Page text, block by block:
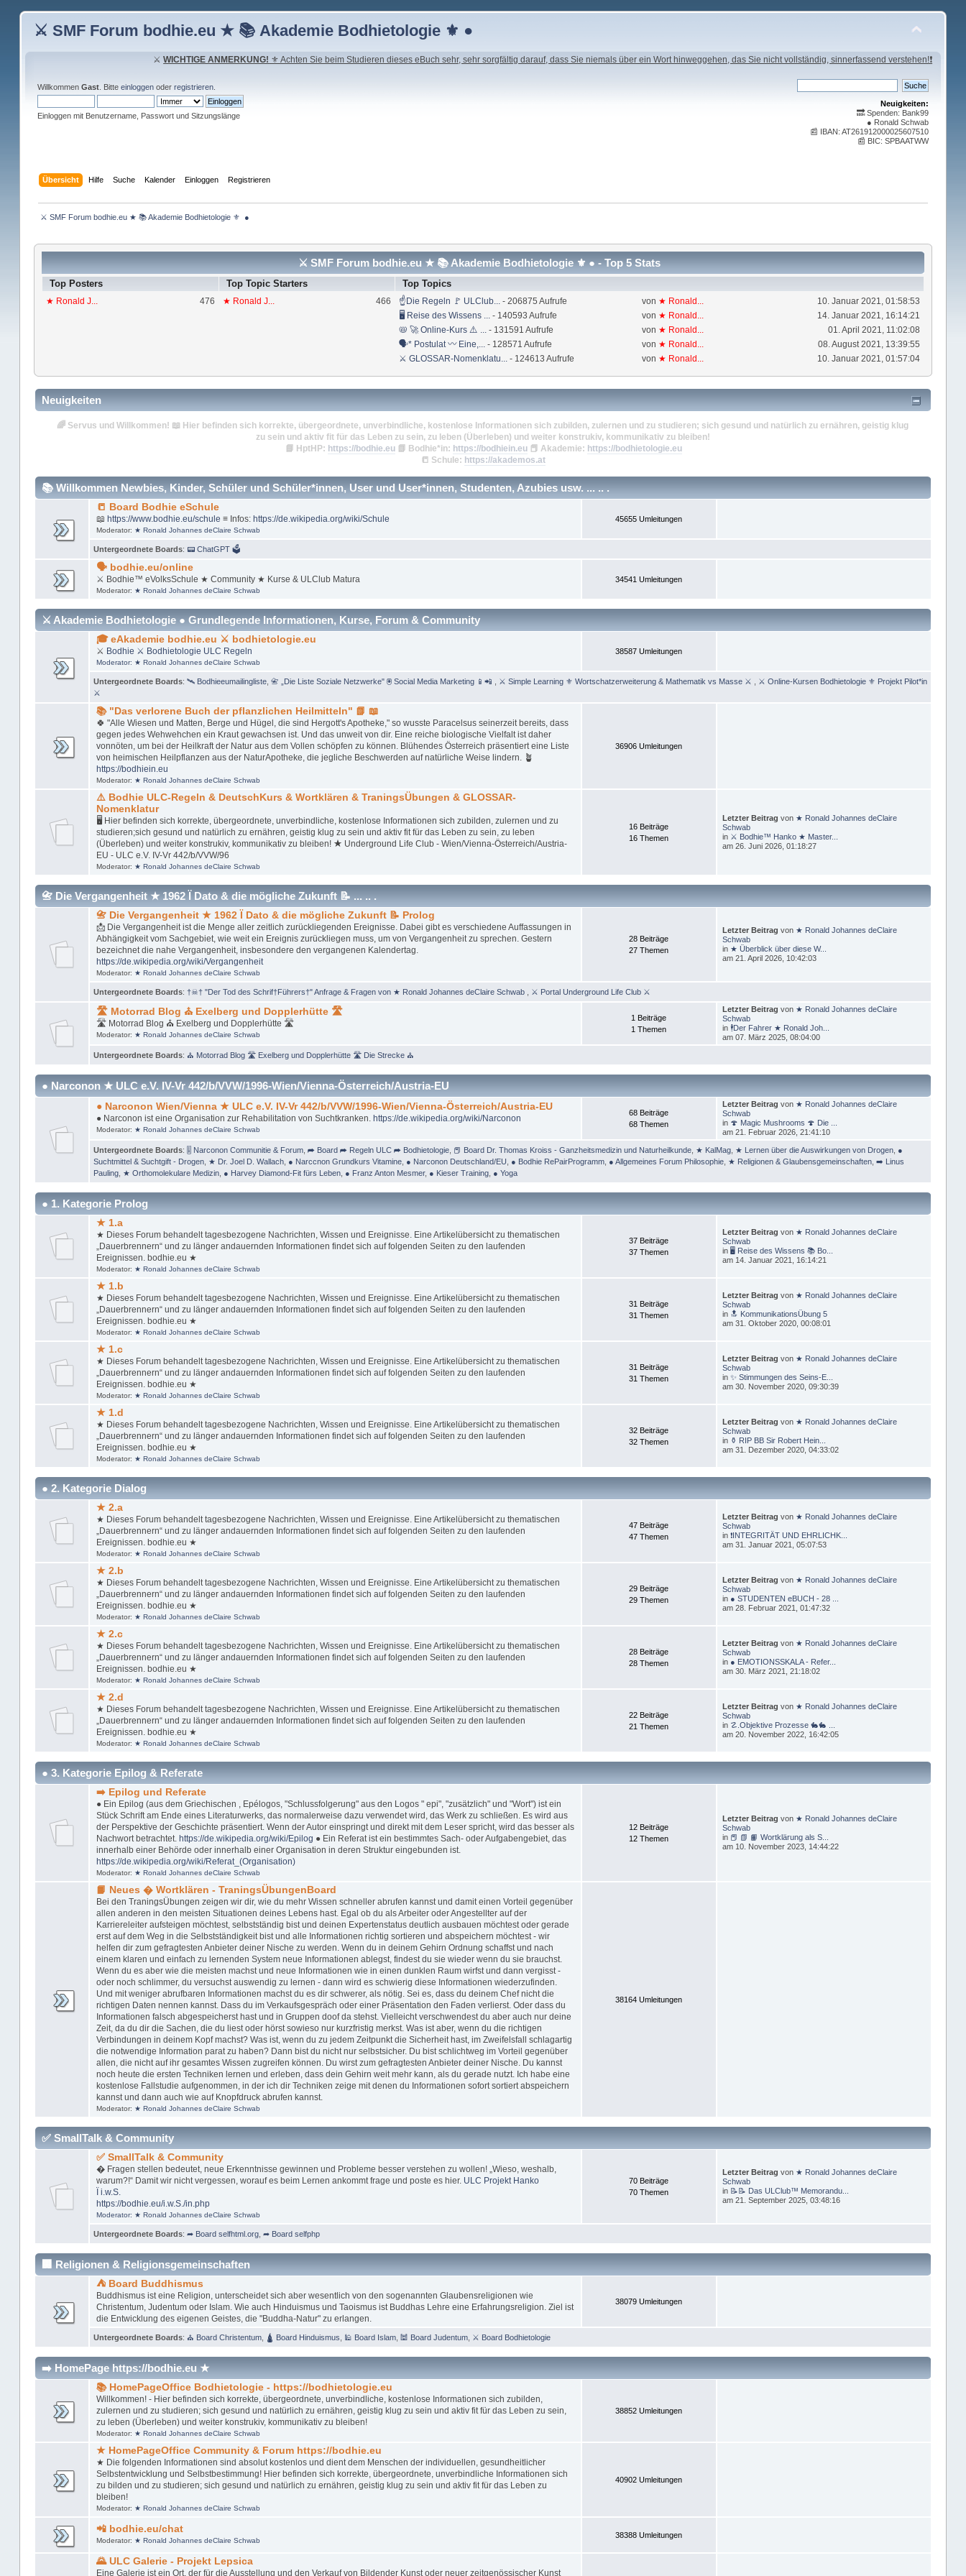
⚔ SMF Forum bodhie.eu ★ 📚 Akademie Bodhietologie ⚜ ●
⚔WICHTIGE ANMERKUNG! ⚜ Achten Sie beim Studieren dieses eBuch sehr, sehr sorgfältig darauf, dass Sie niemals über ein Wort hinweggehen, das Sie nicht vollständig, sinnerfassend verstehen!❗
Willkommen Gast. Bitte einloggenoder registrieren.
Einloggen mit Benutzername, Passwort und Sitzungslänge
Neuigkeiten:
🔜 Spenden: Bank99
● Ronald Schwab
📰 IBAN: AT261912000025607510
📰 BIC: SPBAATWW
Übersicht Hilfe Suche Kalender Einloggen Registrieren
⚔ SMF Forum bodhie.eu ★ 📚 Akademie Bodhietologie ⚜  ●
⚔ SMF Forum bodhie.eu ★ 📚 Akademie Bodhietologie ⚜ ● - Top 5 Stats
Top Posters Top Topic Starters Top Topics
★ Ronald J... 476 ★ Ronald J... 466 ☝Die Regeln 🚩 ULClub... - 206875 Aufrufe von ★ Ronald...
10. Januar 2021, 01:58:53
🖥 Reise des Wissens ...
- 140593 Aufrufe von ★ Ronald...
14. Januar 2021, 16:14:21
📛 🚀 Online-Kurs ⚠️ ...
- 131591 Aufrufe von ★ Ronald...
01. April 2021, 11:02:08
🗣* Postulat 〰 Eine,...
- 128571 Aufrufe von ★ Ronald...
08. August 2021, 13:39:55
⚔ GLOSSAR-Nomenklatu...
- 124613 Aufrufe von ★ Ronald... 10. Januar 2021, 01:57:04
Neuigkeiten
🌈 Servus und Willkommen! 📖 Hier befinden sich korrekte, übergeordnete, unverbindliche, kostenlose Informationen sich zubilden, zulernen und zu studieren; sich gesund und natürlich zu ernähren, geistig klug
zu sein und aktiv fit für das Leben zu sein, zu leben (Überleben) und weiter konstrukiv, kommunikativ zu bleiben!
📘 HptHP: https://bodhie.eu 📗 Bodhie*in: https://bodhiein.eu 📕Akademie: https://bodhietologie.eu
📒 Schule: https://akademos.at
📚 Willkommen Newbies, Kinder, Schüler und Schüler*innen, User und User*innen, Studenten, Azubies usw. ... .. .
📒 Board Bodhie eSchule
📖 https://www.bodhie.eu/schule ≡ Infos: https://de.wikipedia.org/wiki/Schule
Moderator: ★ Ronald Johannes deClaire Schwab
45655 Umleitungen
Untergeordnete Boards: 📟 ChatGPT 🗳
🗣 bodhie.eu/online
⚔ Bodhie™ eVolksSchule ★ Community ★ Kurse & ULClub Matura
Moderator: ★ Ronald Johannes deClaire Schwab
34541 Umleitungen
⚔ Akademie Bodhietologie ● Grundlegende Informationen, Kurse, Forum & Community
🎓 eAkademie bodhie.eu ⚔ bodhietologie.eu
⚔ Bodhie ⚔ Bodhietologie ULC Regeln
Moderator: ★ Ronald Johannes deClaire Schwab
38587 Umleitungen
Untergeordnete Boards: 🛰 Bodhieeumailingliste, 📇 „Die Liste Soziale Netzwerke" 🖲 Social Media Marketing 📱📲 ⚔ Simple Learning ⚜ Wortschatzerweiterung & Mathematik vs Masse ⚔
⚔ Online-Kursen Bodhietologie ⚜ Projekt Pilot*in
⚔
📚 "Das verlorene Buch der pflanzlichen Heilmitteln" 📗 📖
🍀 "Alle Wiesen und Matten, Berge und Hügel, die sind Hergott's Apotheke," so wusste Paracelsus seinerzeit bereits, dass
gegen jedes Wehwehchen ein Kraut gewachsen ist. Und das unweit von dir. Eine reiche biologische Vielfalt ist daher
vonnöten, um bei der Heilkraft der Natur aus dem Vollen schöpfen zu können. Blühendes Österreich präsentiert eine Liste
von heimischen Heilpflanzen aus der NaturApotheke, die jegliche Beschwerden auf natürliche Weise lindern. 🪴
https://bodhiein.eu
Moderator: ★ Ronald Johannes deClaire Schwab
36906 Umleitungen
⚠️ Bodhie ULC-Regeln & DeutschKurs & Wortklären & TraningsÜbungen & GLOSSAR-
Nomenklatur
🖥 Hier befinden sich korrekte, übergeordnete, unverbindliche, kostenlose Informationen sich zubilden, zulernen und zu
studieren;sich gesund und natürlich zu ernähren, geistig klug zu sein und aktiv fit für das Leben zu sein, zu leben
(Überleben) und weiter konstrukiv, kommunikativ zu bleiben! ★ Underground Life Club - Wien/Vienna-Österreich/Austria-
EU - ULC e.V. IV-Vr 442/b/VVW/96
Moderator: ★ Ronald Johannes deClaire Schwab
16 Beiträge
16 Themen
Letzter Beitrag von ★ Ronald Johannes deClaire
Schwab
in ⚔ Bodhie™ Hanko ★ Master...
am 26. Juni 2026, 01:18:27
📇 Die Vergangenheit ★ 1962 Ï Dato & die mögliche Zukunft 📝 ... .. .
📇 Die Vergangenheit ★ 1962 Ï Dato & die mögliche Zukunft 📝 Prolog
📩 Die Vergangenheit ist die Menge aller zeitlich zurückliegenden Ereignisse. Dabei gibt es verschiedene Auffassungen in
Abhängigkeit vom Sachgebiet, wie weit ein Ereignis zurückliegen muss, um von Vergangenheit zu sprechen. Gestern
bezeichnet die nahe Vergangenheit, insbesondere den vergangenen Kalendertag.
https://de.wikipedia.org/wiki/Vergangenheit
Moderator: ★ Ronald Johannes deClaire Schwab
28 Beiträge
27 Themen
Letzter Beitrag von ★ Ronald Johannes deClaire
Schwab
in ★ Überblick über diese W...
am 21. April 2026, 10:42:03
Untergeordnete Boards: †☠† "Der Tod des Schrif†Führers†" Anfrage & Fragen von ★ Ronald Johannes deClaire Schwab ⚔ Portal Underground Life Club ⚔
🛣 Motorrad Blog ⛪ Exelberg und Dopplerhütte 🛣
🛣 Motorrad Blog ⛪ Exelberg und Dopplerhütte 🛣
Moderator: ★ Ronald Johannes deClaire Schwab
1 Beiträge
1 Themen
Letzter Beitrag von ★ Ronald Johannes deClaire
Schwab
in 🕴Der Fahrer ★ Ronald Joh...
am 07. März 2025, 08:04:00
Untergeordnete Boards: ⛪ Motorrad Blog 🛣 Exelberg und Dopplerhütte 🛣 Die Strecke ⛪
● Narconon ★ ULC e.V. IV-Vr 442/b/VVW/1996-Wien/Vienna-Österreich/Austria-EU
● Narconon Wien/Vienna ★ ULC e.V. IV-Vr 442/b/VVW/1996-Wien/Vienna-Österreich/Austria-EU
● Narconon ist eine Organisation zur Rehabilitation von Suchtkranken. https://de.wikipedia.org/wiki/Narconon
Moderator: ★ Ronald Johannes deClaire Schwab
68 Beiträge
68 Themen
Letzter Beitrag von ★ Ronald Johannes deClaire
Schwab
in 🍄 Magic Mushrooms 🍄 Die ...
am 21. Februar 2026, 21:41:10
Untergeordnete Boards: 🎚 Narconon Communitie & Forum, ➦ Board ➦ Regeln ULC ➦ Bodhietologie, 📕 Board Dr. Thomas Kroiss - Ganzheitsmedizin und Naturheilkunde, ★ KalMag, ★ Lernen über die Auswirkungen von Drogen, ●
Suchtmittel & Suchtgift - Drogen, ★ Dr. Joel D. Wallach, ● Narccnon Grundkurs Vitamine, ● Narconon Deutschland/EU ● Bodhie RePairProgramm, ● Allgemeines Forum Philosophie, ★ Religionen & Glaubensgemeinschaften, ➡️ Linus
Pauling, ★ Orthomolekulare Medizin, ● Harvey Diamond-Fit fürs Leben, ● Franz Anton Mesmer, ● Kieser Training, ● Yoga
● 1. Kategorie Prolog
★ 1.a
★ Dieses Forum behandelt tagesbezogene Nachrichten, Wissen und Ereignisse. Eine Artikelübersicht zu thematischen
„Dauerbrennern“ und zu länger andauernden Informationen findet sich auf folgenden Seiten zu den laufenden
Ereignissen. bodhie.eu ★
Moderator: ★ Ronald Johannes deClaire Schwab
37 Beiträge
37 Themen
Letzter Beitrag von ★ Ronald Johannes deClaire
Schwab
in 🖥 Reise des Wissens 📚 Bo...
am 14. Januar 2021, 16:14:21
★ 1.b
★ Dieses Forum behandelt tagesbezogene Nachrichten, Wissen und Ereignisse. Eine Artikelübersicht zu thematischen
„Dauerbrennern“ und zu länger andauernden Informationen findet sich auf folgenden Seiten zu den laufenden
Ereignissen. bodhie.eu ★
Moderator: ★ Ronald Johannes deClaire Schwab
31 Beiträge
31 Themen
Letzter Beitrag von ★ Ronald Johannes deClaire
Schwab
in 🔝 KommunikationsÜbung 5
am 31. Oktober 2020, 00:08:01
★ 1.c
★ Dieses Forum behandelt tagesbezogene Nachrichten, Wissen und Ereignisse. Eine Artikelübersicht zu thematischen
„Dauerbrennern“ und zu länger andauernden Informationen findet sich auf folgenden Seiten zu den laufenden
Ereignissen. bodhie.eu ★
Moderator: ★ Ronald Johannes deClaire Schwab
31 Beiträge
31 Themen
Letzter Beitrag von ★ Ronald Johannes deClaire
Schwab
in✨ Stimmungen des Seins-E...
am 30. November 2020, 09:30:39
★ 1.d
★ Dieses Forum behandelt tagesbezogene Nachrichten, Wissen und Ereignisse. Eine Artikelübersicht zu thematischen
„Dauerbrennern“ und zu länger andauernden Informationen findet sich auf folgenden Seiten zu den laufenden
Ereignissen. bodhie.eu ★
Moderator: ★ Ronald Johannes deClaire Schwab
32 Beiträge
32 Themen
Letzter Beitrag von ★ Ronald Johannes deClaire
Schwab
in ⚱ RIP BB Sir Robert Hein...
am 31. Dezember 2020, 04:33:02
● 2. Kategorie Dialog
★ 2.a
★ Dieses Forum behandelt tagesbezogene Nachrichten, Wissen und Ereignisse. Eine Artikelübersicht zu thematischen
„Dauerbrennern“ und zu länger andauernden Informationen findet sich auf folgenden Seiten zu den laufenden
Ereignissen. bodhie.eu ★
Moderator: ★ Ronald Johannes deClaire Schwab
47 Beiträge
47 Themen
Letzter Beitrag von ★ Ronald Johannes deClaire
Schwab
in❗INTEGRITÄT UND EHRLICHK...
am 31. Januar 2021, 05:07:53
★ 2.b
★ Dieses Forum behandelt tagesbezogene Nachrichten, Wissen und Ereignisse. Eine Artikelübersicht zu thematischen
„Dauerbrennern“ und zu länger andauernden Informationen findet sich auf folgenden Seiten zu den laufenden
Ereignissen. bodhie.eu ★
Moderator: ★ Ronald Johannes deClaire Schwab
29 Beiträge
29 Themen
Letzter Beitrag von ★ Ronald Johannes deClaire
Schwab
in ● STUDENTEN eBUCH - 28 ...
am 28. Februar 2021, 01:47:32
★ 2.c
★ Dieses Forum behandelt tagesbezogene Nachrichten, Wissen und Ereignisse. Eine Artikelübersicht zu thematischen
„Dauerbrennern“ und zu länger andauernden Informationen findet sich auf folgenden Seiten zu den laufenden
Ereignissen. bodhie.eu ★
Moderator: ★ Ronald Johannes deClaire Schwab
28 Beiträge
28 Themen
Letzter Beitrag von ★ Ronald Johannes deClaire
Schwab
in ● EMOTIONSSKALA - Refer...
am 30. März 2021, 21:18:02
★ 2.d
★ Dieses Forum behandelt tagesbezogene Nachrichten, Wissen und Ereignisse. Eine Artikelübersicht zu thematischen
„Dauerbrennern“ und zu länger andauernden Informationen findet sich auf folgenden Seiten zu den laufenden
Ereignissen. bodhie.eu ★
Moderator: ★ Ronald Johannes deClaire Schwab
22 Beiträge
21 Themen
Letzter Beitrag von ★ Ronald Johannes deClaire
Schwab
in ☡.Objektive Prozesse 🐇🐇 ...
am 20. November 2022, 16:42:05
● 3. Kategorie Epilog & Referate
➡️ Epilog und Referate
● Ein Epilog (aus dem Griechischen , Epélogos, "Schlussfolgerung" aus den Logos " epi", "zusätzlich" und "Wort") ist ein
Stück Schrift am Ende eines Literaturwerks, das normalerweise dazu verwendet wird, das Werk zu schließen. Es wird aus
der Perspektive der Geschichte präsentiert. Wenn der Autor einspringt und direkt mit dem Leser spricht, wird das besser als
Nachwort betrachtet. https://de.wikipedia.org/wiki/Epilog ● Ein Referat ist ein bestimmtes Sach- oder Aufgabengebiet, das
innerhalb einer Behörde oder innerhalb einer Organisation in deren Struktur eingebunden ist.
https://de.wikipedia.org/wiki/Referat_(Organisation)
Moderator: ★ Ronald Johannes deClaire Schwab
12 Beiträge
12 Themen
Letzter Beitrag von ★ Ronald Johannes deClaire
Schwab
in 📕 📗 📙 Wortklärung als S...
am 10. November 2023, 14:44:22
📙 Neues � Wortklären - TraningsÜbungenBoard
Bei den TraningsÜbungen zeigen wir dir, wie du mehr Wissen schneller abrufen kannst und damit einen Vorteil gegenüber
allen anderen in den meisten Situationen deines Lebens hast. Egal ob du als Arbeiter oder Angestellter auf der
Karriereleiter aufsteigen möchtest, selbstständig bist und deinen Expertenstatus deutlich ausbauen möchtest oder gerade
erst auf dem Weg in die Selbstständigkeit bist und alle Informationen richtig sortieren und abspeichern möchtest - wir
helfen dir zum gefragtesten Anbieter deiner Nische zu werden. Wenn du in deinem Gehirn Ordnung schaffst und nach
einem klaren und einfach zu lernenden System neue Informationen ablegst, findest du sie wieder wenn du sie brauchst.
Wenn du es aber wie die meisten machst und neue Informationen wie in einen dunklen Raum wirfst und dann vergisst -
oder noch schlimmer, du versuchst auswendig zu lernen - dann wird es schwierig diese Informationen wiederzufinden.
Und mit weniger abrufbaren Informationen machst du es dir schwerer, als nötig. Sei es, dass du deinem Chef nicht die
richtigen Daten nennen kannst. Dass du im Verkaufsgespräch oder einer Präsentation den Faden verlierst. Oder dass du
Informationen falsch abgespeicherst hast und in Gruppen doof da stehst. Vielleicht verschwendest du aber auch nur deine
Zeit, da du dir die Sachen, die du liest oder hörst sowieso nur kurzfristig merkst. Was ist aber, wenn du die richtigen
Verbindungen in deinem Kopf machst? Was ist, wenn du zu jedem Zeitpunkt die Sicherheit hast, im Zweifelsfall schlagartig
die notwendige Information parat zu haben? Dann bist du nicht nur selbstsicher. Du bist schlichtweg im Vorteil gegenüber
allen, die nicht auf ihr gesamtes Wissen zugreifen können. Du wirst zum gefragtesten Anbieter deiner Nische. Du kannst
noch heute die ersten Techniken lernen und erleben, dass dein Gehirn weit mehr kann, als du gerade nutzt. Ich habe eine
kostenlose Fallstudie aufgenommen, in der ich dir Techniken zeige mit denen du Informationen sofort sortiert abspeichern
kannst und dann auch wie auf Knopfdruck abrufen kannst.
Moderator: ★ Ronald Johannes deClaire Schwab
38164 Umleitungen
✅ SmallTalk & Community
✅ SmallTalk & Community
� Fragen stellen bedeutet, neue Erkenntnisse gewinnen und Probleme besser verstehen zu wollen! „Wieso, weshalb,
warum?!“ Damit wir nicht vergessen, worauf es beim Lernen ankommt frage und poste es hier. ULC Projekt Hanko
Ï i.w.S.
https://bodhie.eu/i.w.S./in.php
Moderator: ★ Ronald Johannes deClaire Schwab
70 Beiträge
70 Themen
Letzter Beitrag von ★ Ronald Johannes deClaire
Schwab
in 📝📝 Das ULClub™ Memorandu...
am 21. September 2025, 03:48:16
Untergeordnete Boards: ➦ Board selfhtml.org, ➦ Board selfphp
🏢 Religionen & Religionsgemeinschaften
⛺ Board Buddhismus
Buddhismus ist eine Religion, unterscheidet sich aber wesentlich von den sogenannten Glaubensreligionen wie
Christentum, Judentum oder Islam. Wie auch Hinduismus und Taoismus ist Buddhas Lehre eine Erfahrungsreligion. Ziel ist
die Entwicklung des eigenen Geistes, die "Buddha-Natur" zu erlangen.
38079 Umleitungen
Untergeordnete Boards: ⛪ Board Christentum, 🛕 Board Hinduismus 🕌 Board Islam, 🕍 Board Judentum, ⚔ Board Bodhietologie
➡️ HomePage https://bodhie.eu ★
📚 HomePageOffice Bodhietologie - https://bodhietologie.eu
Willkommen! - Hier befinden sich korrekte, übergeordnete, unverbindliche, kostenlose Informationen sich zubilden,
zulernen und zu studieren; sich gesund und natürlich zu ernähren, geistig klug zu sein und aktiv fit für das Leben zu sein,
zu leben (Überleben) und weiter konstrukiv, kommunikativ zu bleiben!
Moderator: ★ Ronald Johannes deClaire Schwab
38852 Umleitungen
★ HomePageOffice Community & Forum https://bodhie.eu
★ Die folgenden Informationen sind absolut kostenlos und dient dem Menschen der individuellen, gesundheitlicher
Selbstentwicklung und Selbstbestimmung! Hier befinden sich korrekte, übergeordnete, unverbindliche Informationen sich
zu bilden und zu studieren; sich gesund und natürlich zu ernähren, geistig klug zu sein und aktiv fit für das Leben zu
bleiben!
Moderator: ★ Ronald Johannes deClaire Schwab
40902 Umleitungen
📲 bodhie.eu/chat
Moderator: ★ Ronald Johannes deClaire Schwab
38388 Umleitungen
🌄 ULC Galerie - Projekt Lepsica
Eine Galerie ist ein Ort, der für die Ausstellung und den Verkauf von Bildender Kunst oder neuer zeitgenössischer Kunst